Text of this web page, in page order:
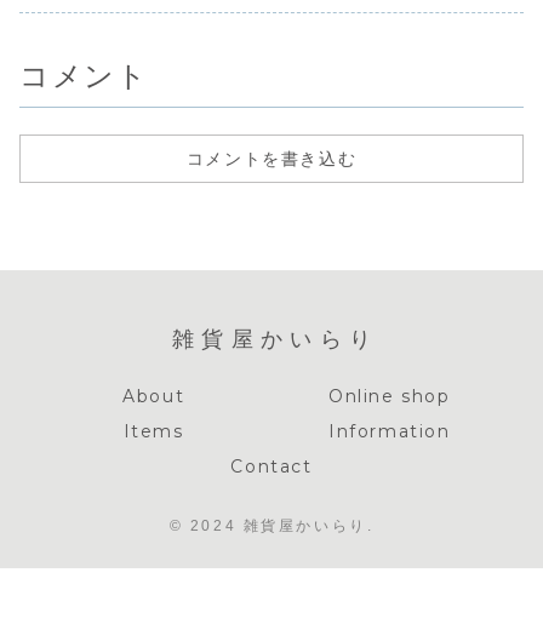
コメント
コメントを書き込む
雑貨屋かいらり
About
Online shop
Items
Information
Contact
© 2024 雑貨屋かいらり.